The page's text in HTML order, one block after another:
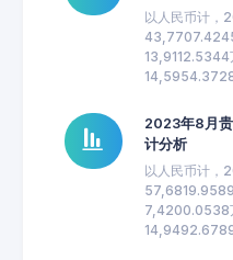
以人民币计，
13,9112.5344
14,5954.3728
2023年8月
计分析
以人民币计，
57,6819.9589
7,4200.0538
14,9492.6789